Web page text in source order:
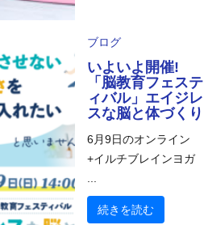
ブログ
いよいよ開催!
「脳教育フェステ
ィバル」エイジレ
スな脳と体づくり
6月9日のオンライン
+イルチブレインヨガ
...
続きを読む